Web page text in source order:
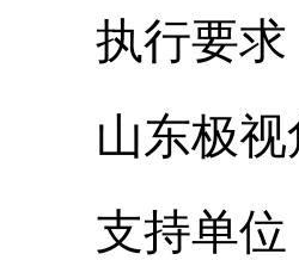
执行要求
山东极视
支持单位